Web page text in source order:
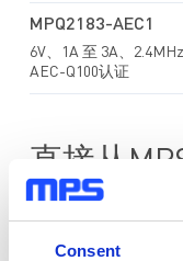
Consent
启用（EN）上
电源正常 (PG) 指
100% 占空比导通
外部软启动 (SS)
输出放电
采用 QFN-8
采用侧面镀锡封装
MPQ2183-AEC1
6V、1A 至 3A、
AEC-Q100认证
直接从